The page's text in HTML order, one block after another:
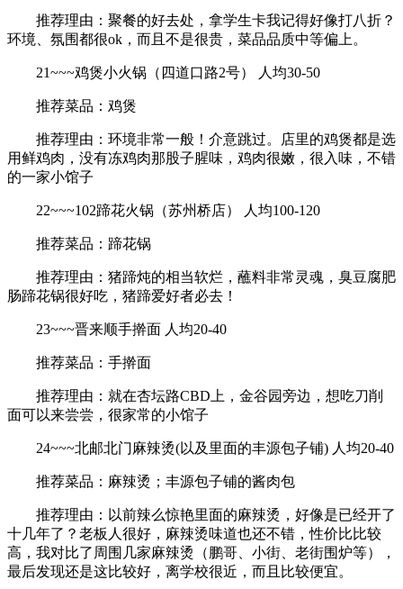
推荐理由：聚餐的好去处，拿学生卡我记得好像打八折？
环境、氛围都很ok，而且不是很贵，菜品品质中等偏上。
21~~~鸡煲小火锅（四道口路2号） 人均30-50
推荐菜品：鸡煲
推荐理由：环境非常一般！介意跳过。店里的鸡煲都是选
用鲜鸡肉，没有冻鸡肉那股子腥味，鸡肉很嫩，很入味，不错
的一家小馆子
22~~~102蹄花火锅（苏州桥店） 人均100-120
推荐菜品：蹄花锅
推荐理由：猪蹄炖的相当软烂，蘸料非常灵魂，臭豆腐肥
肠蹄花锅很好吃，猪蹄爱好者必去！
23~~~晋来顺手擀面 人均20-40
推荐菜品：手擀面
推荐理由：就在杏坛路CBD上，金谷园旁边，想吃刀削
面可以来尝尝，很家常的小馆子
24~~~北邮北门麻辣烫(以及里面的丰源包子铺) 人均20-40
推荐菜品：麻辣烫；丰源包子铺的酱肉包
推荐理由：以前辣么惊艳里面的麻辣烫，好像是已经开了
十几年了？老板人很好，麻辣烫味道也还不错，性价比比较
高，我对比了周围几家麻辣烫（鹏哥、小街、老街围炉等），
最后发现还是这比较好，离学校很近，而且比较便宜。